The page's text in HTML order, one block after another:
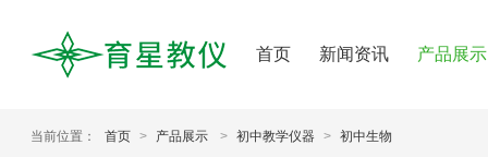
首页 新闻资讯 产品展示
当前位置： 首页 > 产品展示 > 初中教学仪器 > 初中生物